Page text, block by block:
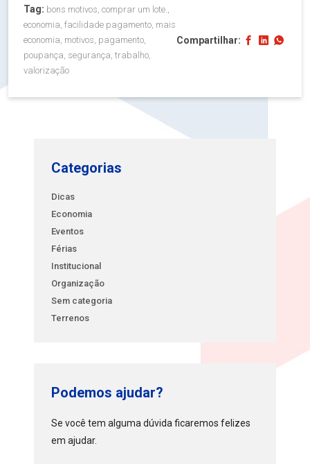
Tag: bons motivos, comprar um lote.,
economia, facilidade pagamento, mais
economia, motivos, pagamento,
poupança, segurança, trabalho,
valorização
Compartilhar:
Categorias
Dicas
Economia
Eventos
Férias
Institucional
Organização
Sem categoria
Terrenos
Podemos ajudar?
Se você tem alguma dúvida ficaremos felizes
em ajudar.